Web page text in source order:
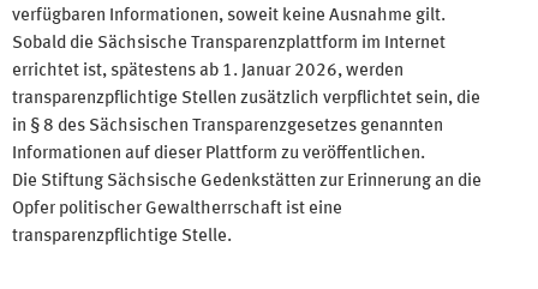
verfügbaren Informationen, soweit keine Ausnahme gilt.
Sobald die Sächsische Transparenzplattform im Internet
errichtet ist, spätestens ab 1. Januar 2026, werden
transparenzpflichtige Stellen zusätzlich verpflichtet sein, die
in § 8 des Sächsischen Transparenzgesetzes genannten
Informationen auf dieser Plattform zu veröffentlichen.
Die Stiftung Sächsische Gedenkstätten zur Erinnerung an die
Opfer politischer Gewaltherrschaft ist eine
transparenzpflichtige Stelle.